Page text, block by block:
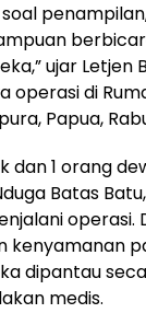
ujar Letjen
operasi di
Papua,
dan 1 orang
Batas
operasi.
kenyamanan
dipantau
medis.